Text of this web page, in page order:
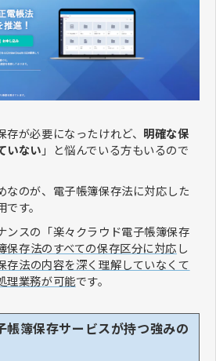
存が必要になったけれど、 明確な保
いない 」と悩んでいる方もいるので
なのが、電子帳簿保存法に対応した
す。
ンスの「楽々クラウド電子帳簿保存
保存法のすべての保存区分に対応し
存法の内容を深く理解していなくて
理業務が可能です。
帳簿保存サービスが持つ強みの